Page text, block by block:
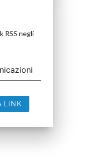
RSS negli
LINK